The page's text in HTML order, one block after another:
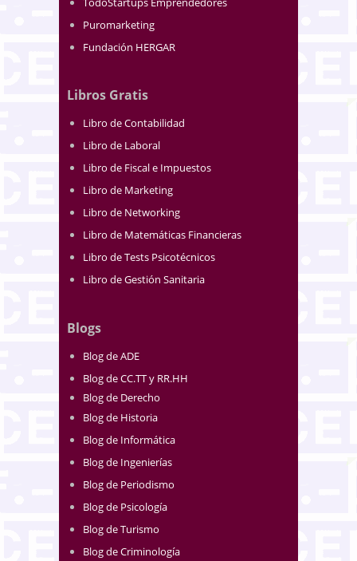
Puromarketing
Fundación HERGAR
Libros Gratis
Libro de Contabilidad
Libro de Laboral
Libro de Fiscal e Impuestos
Libro de Marketing
Libro de Networking
Libro de Matemáticas Financieras
Libro de Tests Psicotécnicos
Libro de Gestión Sanitaria
Blogs
Blog de ADE
Blog de CC.TT y RR.HH
Blog de Derecho
Blog de Historia
Blog de Informática
Blog de Ingenierías
Blog de Periodismo
Blog de Psicología
Blog de Turismo
Blog de Criminología